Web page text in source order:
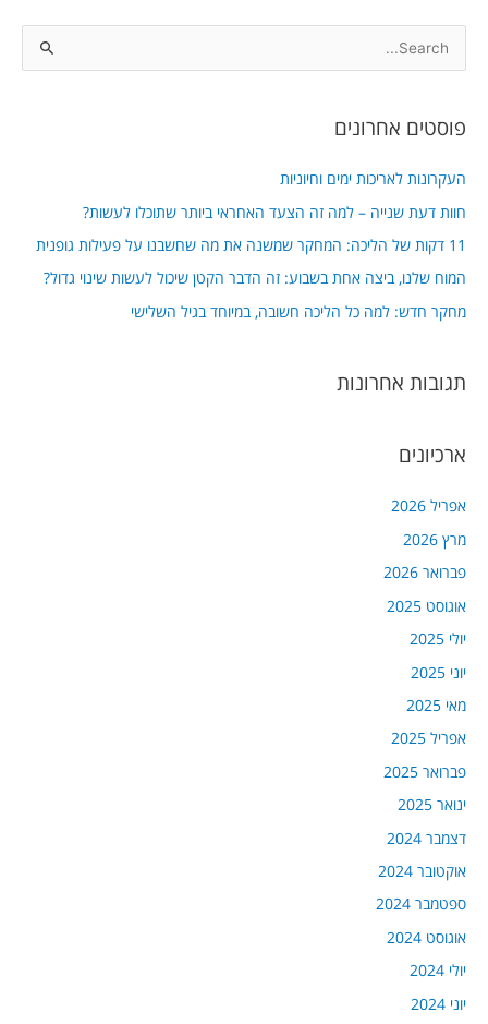
r
o
r
:
פוסטים אחרונים
העקרונות לאריכות ימים וחיוניות
חוות דעת שנייה – למה זה הצעד האחראי ביותר שתוכלו לעשות?
11 דקות של הליכה: המחקר שמשנה את מה שחשבנו על פעילות גופנית
המוח שלנו, ביצה אחת בשבוע: זה הדבר הקטן שיכול לעשות שינוי גדול?
מחקר חדש: למה כל הליכה חשובה, במיוחד בגיל השלישי
תגובות אחרונות
ארכיונים
אפריל 2026
מרץ 2026
פברואר 2026
אוגוסט 2025
יולי 2025
יוני 2025
מאי 2025
אפריל 2025
פברואר 2025
ינואר 2025
דצמבר 2024
אוקטובר 2024
ספטמבר 2024
אוגוסט 2024
יולי 2024
יוני 2024